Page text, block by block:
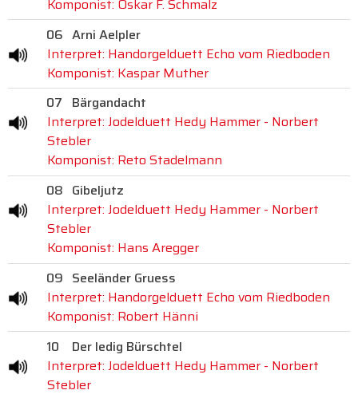
Komponist: Oskar F. Schmalz
06 Arni Aelpler
Interpret: Handorgelduett Echo vom Riedboden
Komponist: Kaspar Muther
07 Bärgandacht
Interpret: Jodelduett Hedy Hammer - Norbert
Stebler
Komponist: Reto Stadelmann
08 Gibeljutz
Interpret: Jodelduett Hedy Hammer - Norbert
Stebler
Komponist: Hans Aregger
09 Seeländer Gruess
Interpret: Handorgelduett Echo vom Riedboden
Komponist: Robert Hänni
10
Der ledig Bürschtel
Interpret: Jodelduett Hedy Hammer - Norbert
Stebler